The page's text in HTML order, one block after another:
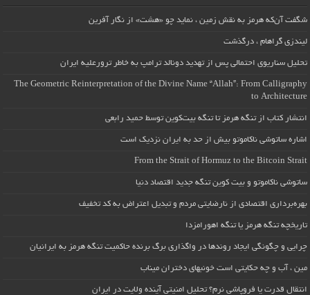
شگفت آن‌که هرمز به نقش زمین ، نماید چو «هشت» از نگار آفرین
لیندزی گراهام ، درگذشت
تحلیل سناریوی احتمالی پس از تهدید دونالد ترامپ به خاطر ترورعلیه ایران
The Geometric Reinterpretation of the Divine Name “Allah”: From Calligraphy
to Architecture
انتشار کتاب از تنگه هرمز تا تنگه بیت‌کوین توسط حمید رابعی
اشاره ساتوشی ناکاموتو بیش از حد به ایران نزدیک است
From the Strait of Hormuz to the Bitcoin Strait
ساتوشی ناکاموتو و بیت کوین تنگه جدید اقتصاد دنیا
بهره‌برداری اقتصادی از نارضایتی مردم و تبدیل اعتراض به کد تخفیف
تاریخچه تنگه هرمز یا تنگه اهورامزدا
چرایی و چگونگی ایجاد روندها در واگذاری برگ برنده حاکمیت تنگه هرمز به ایرانیان
مین ، آب و چه حکایتی است خونبهای دختران میناب
انتقال قدرت یا فروپاشی نرم؟ تحلیل امنیتی آینده ولایت در ایران